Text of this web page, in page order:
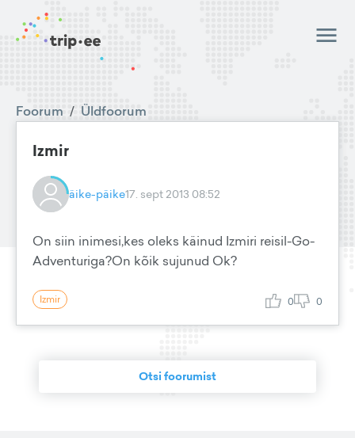
Foorum / Üldfoorum
Izmir
äike-päike17. sept 2013 08:52
On siin inimesi,kes oleks käinud Izmiri reisil-Go-
Adventuriga?On kõik sujunud Ok?
Izmir 0 0
Otsi foorumist